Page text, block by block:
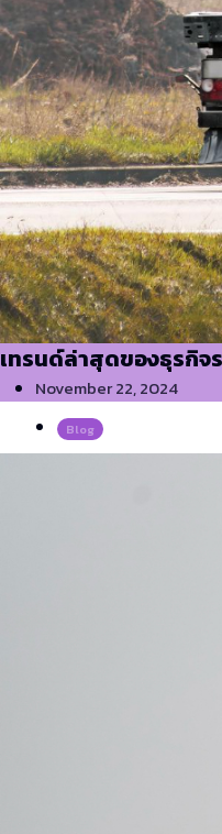
เทรนด์ล่าสุดของธุรกิจ
November 22, 2024
Blog